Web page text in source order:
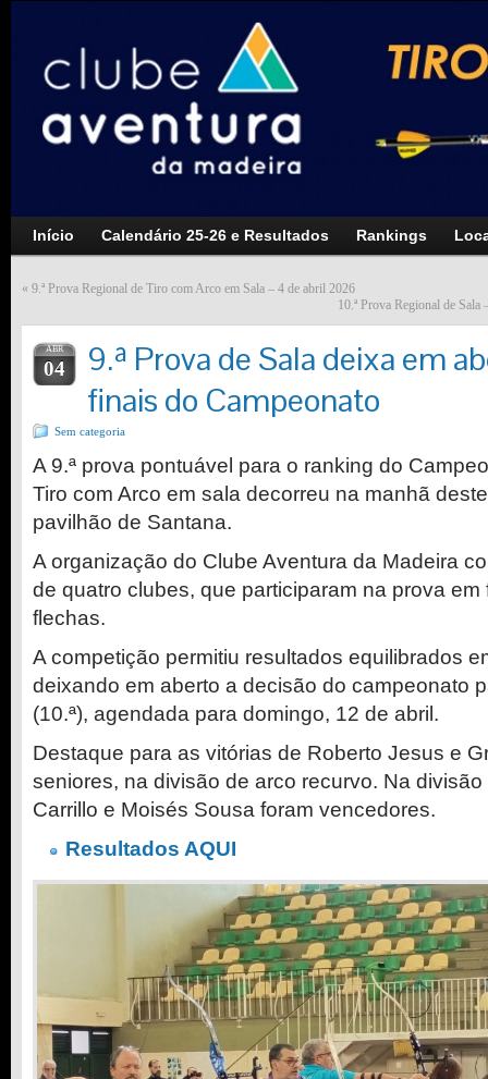
Início Calendário 25-26 e Resultados Rankings
« 9.ª Prova Regional de Tiro com Arco em Sala – 4 de abril 2026
10.ª Prova Regional de
ABR
04
9.ª Prova de Sala deixa em
finais do Campeonato
Sem categoria
A 9.ª prova pontuável para o ranking do
Tiro com Arco em sala decorreu na manhã
pavilhão de Santana.
A organização do Clube Aventura da Madeira
de quatro clubes, que participaram na prova em
flechas.
A competição permitiu resultados equilibrados
deixando em aberto a decisão do campeonato
(10.ª), agendada para domingo, 12 de abril.
Destaque para as vitórias de Roberto Jesus e
seniores, na divisão de arco recurvo. Na
Carrillo e Moisés Sousa foram vencedores.
Resultados AQUI